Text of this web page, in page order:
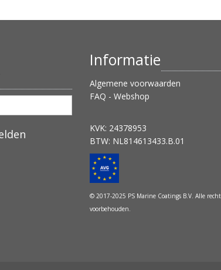
Informatie
Algemene voorwaarden
FAQ - Webshop
KVK: 24378953
BTW: NL814613433.B.01
© 2017-2025 PS Marine Coatings B.V. Alle
voorbehouden.